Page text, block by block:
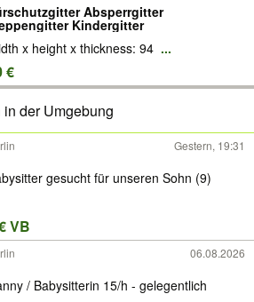
Absperrgitter
Kindergitter
x height x thickness: 94 ...
€
der Umgebung
Gestern, 19:31
gesucht für unseren Sohn (9)
VB
06.08.2026
/ Babysitterin 15/h - gelegentlich